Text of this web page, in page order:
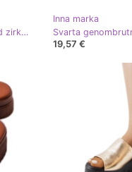
Mörkrosa genombrutna reglage med zirkoner från Irvine
Inna marka
19,57 €